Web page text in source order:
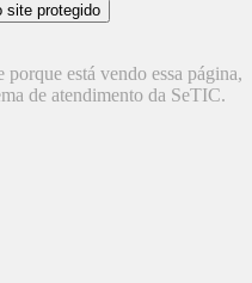
está vendo essa página,
de atendimento da SeTIC.